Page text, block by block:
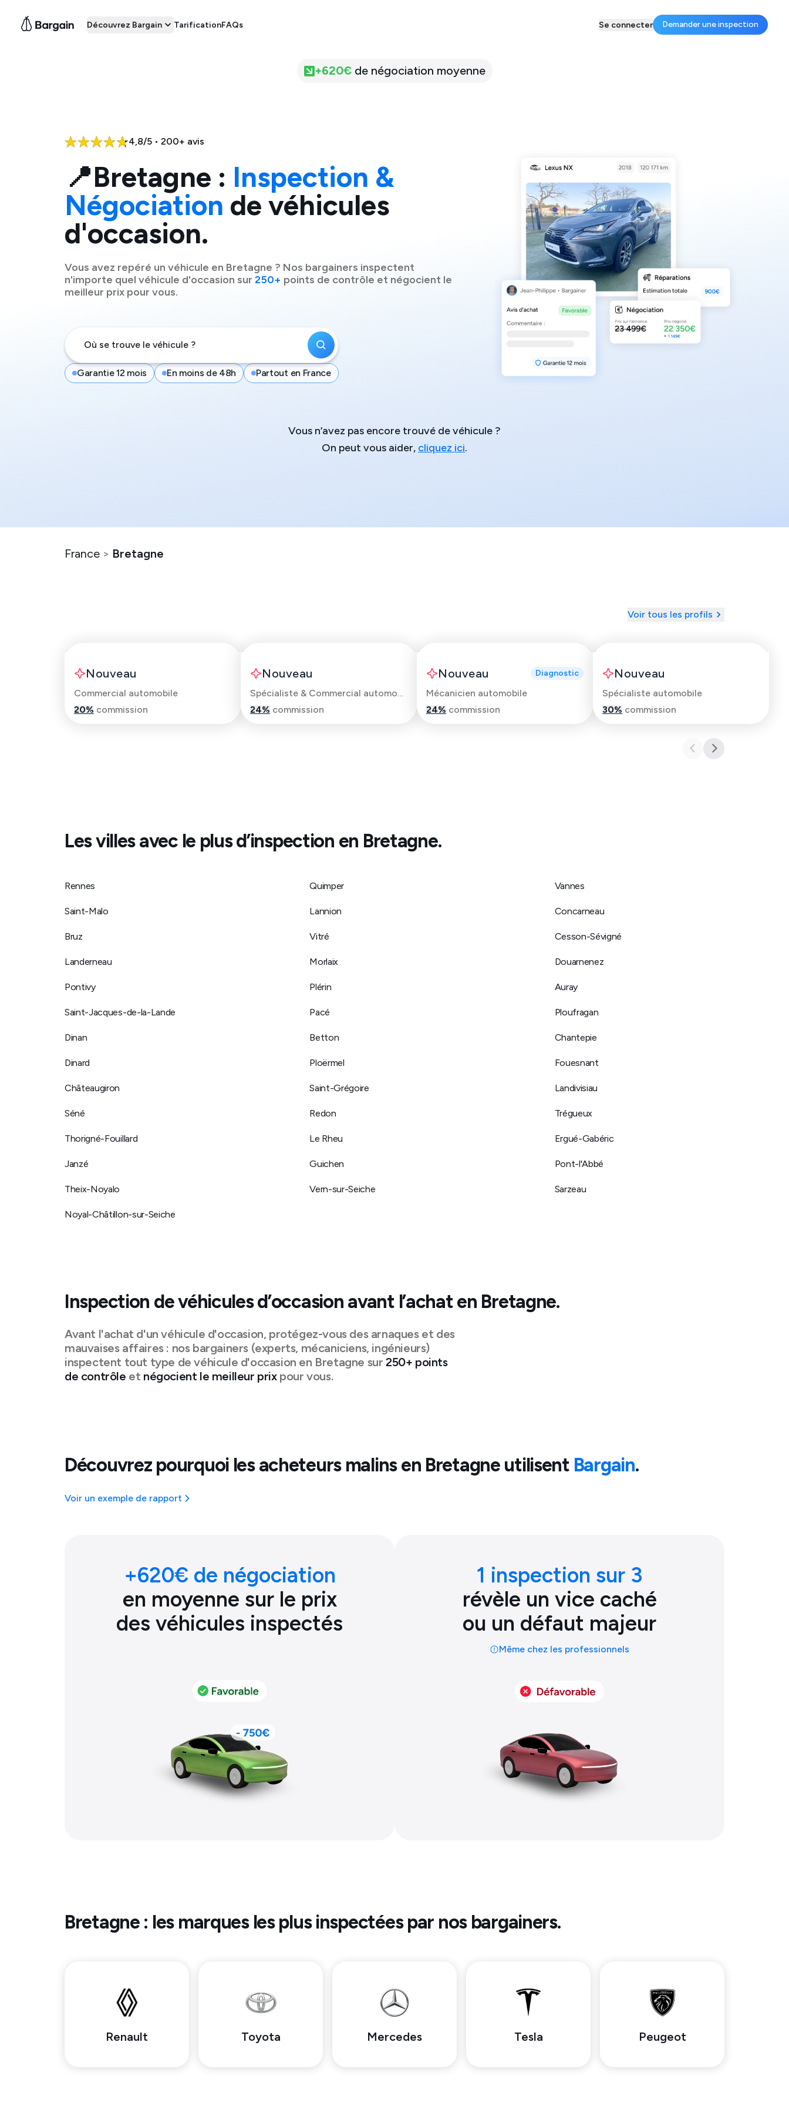
Découvrez Bargain TarificationFAQs Se connecter Demander une inspection
+620€ de négociation moyenne
4,8/5 • 200+ avis
📍Bretagne : Inspection &
Négociation de véhicules
d'occasion.
Vous avez repéré un véhicule en Bretagne ? Nos bargainers inspectent
n'importe quel véhicule d'occasion sur 250+ points de contrôle et négocient le
meilleur prix pour vous.
Garantie 12 mois En moins de 48h Partout en France
Vous n’avez pas encore trouvé de véhicule ?
On peut vous aider, cliquez ici.
France > Bretagne
Voir tous les profils
Nouveau
Commercial automobile
20% commission
Nouveau
Spécialiste & Commercial automobile
24% commission
Nouveau Diagnostic
Mécanicien automobile
24% commission
Nouveau
Spécialiste automobile
30% commission
Les villes avec le plus d’inspection en Bretagne.
Rennes Quimper Vannes
Saint-Malo Lannion Concarneau
Bruz Vitré Cesson-Sévigné
Landerneau Morlaix Douarnenez
Pontivy Plérin Auray
Saint-Jacques-de-la-Lande Pacé Ploufragan
Dinan Betton Chantepie
Dinard Ploërmel Fouesnant
Châteaugiron Saint-Grégoire Landivisiau
Séné Redon Trégueux
Thorigné-Fouillard Le Rheu Ergué-Gabéric
Janzé Guichen Pont-l'Abbé
Theix-Noyalo Vern-sur-Seiche Sarzeau
Noyal-Châtillon-sur-Seiche
Inspection de véhicules d’occasion avant l’achat en Bretagne.
Avant l'achat d'un véhicule d'occasion, protégez-vous des arnaques et des
mauvaises affaires : nos bargainers (experts, mécaniciens, ingénieurs)
inspectent tout type de véhicule d'occasion en Bretagne sur 250+ points
de contrôle et négocient le meilleur prixpour vous.
Découvrez pourquoi les acheteurs malins en Bretagneutilisent Bargain.
Voir un exemple de rapport
+620€ de négociation
en moyenne sur le prix
des véhicules inspectés
1 inspection sur 3
révèle un vice caché
ou un défaut majeur
Même chez les professionnels
Bretagne: les marques les plus inspectées par nos bargainers.
Renault Toyota Mercedes Tesla Peugeot